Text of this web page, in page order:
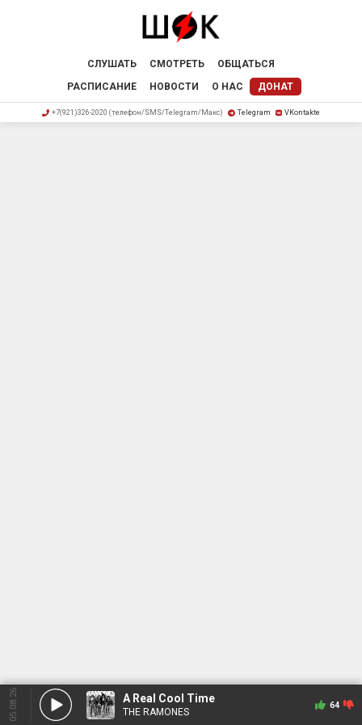
СЛУШАТЬ СМОТРЕТЬ
ОБЩАТЬСЯ
РАСПИСАНИЕ
НОВОСТИ О НАС ДОНАТ
+7(921)326-2020 (телефон/SMS/Telegram/Макс) Telegram VKontakte
05.08.26 A Real Cool Time
THE RAMONES
64